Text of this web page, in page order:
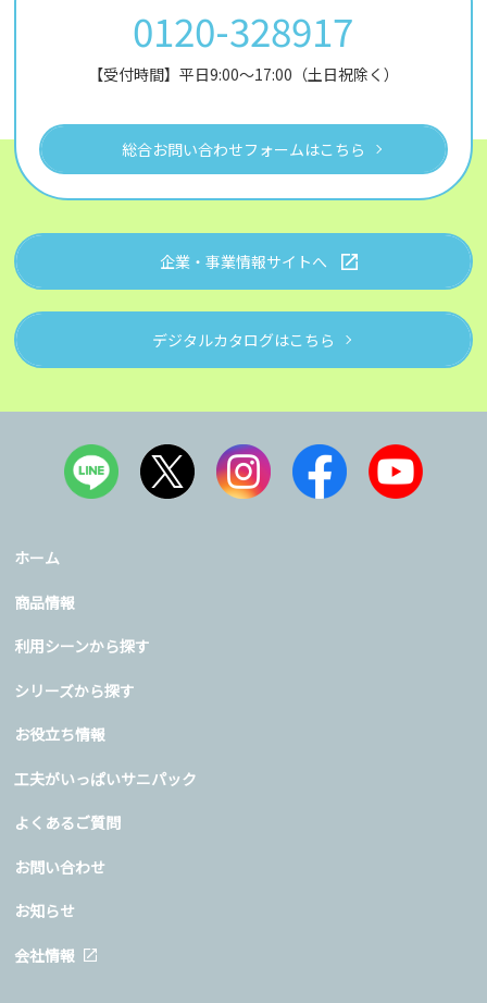
0120-328917
【受付時間】平日9:00～17:00（土日祝除く）
総合お問い合わせフォームはこちら
企業・事業情報サイトへ
デジタルカタログはこちら
ホーム
商品情報
利用シーンから探す
シリーズから探す
お役立ち情報
工夫がいっぱいサニパック
よくあるご質問
お問い合わせ
お知らせ
会社情報